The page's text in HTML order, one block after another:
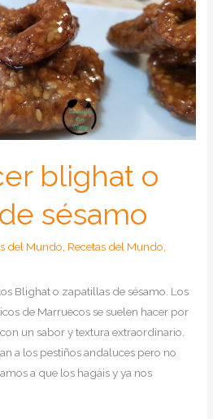
blighat o
sésamo
del Mundo, Recetas del Mundo,
Blighat o zapatillas de sésamo. Los
de Marruecos se suelen hacer por
un sabor y textura extraordinario.
a los pestiños andaluces pero no
a que los hagáis y ya nos